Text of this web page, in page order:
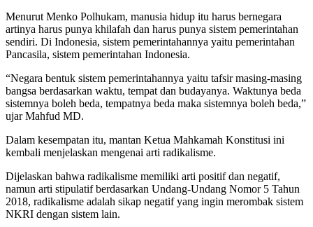
Menurut Menko Polhukam, manusia hidup itu harus bernegara
artinya harus punya khilafah dan harus punya sistem pemerintahan
sendiri. Di Indonesia, sistem pemerintahannya yaitu pemerintahan
Pancasila, sistem pemerintahan Indonesia.
“Negara bentuk sistem pemerintahannya yaitu tafsir masing-masing
bangsa berdasarkan waktu, tempat dan budayanya. Waktunya beda
sistemnya boleh beda, tempatnya beda maka sistemnya boleh beda,”
ujar Mahfud MD.
Dalam kesempatan itu, mantan Ketua Mahkamah Konstitusi ini
kembali menjelaskan mengenai arti radikalisme.
Dijelaskan bahwa radikalisme memiliki arti positif dan negatif,
namun arti stipulatif berdasarkan Undang-Undang Nomor 5 Tahun
2018, radikalisme adalah sikap negatif yang ingin merombak sistem
NKRI dengan sistem lain.